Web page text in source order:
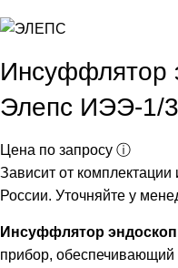
Инсуффлятор
Элепс ИЭЭ-1/
Цена по запросу ⓘ
Зависит от
России. Уточняйте у
Инсуффлятор
прибор,